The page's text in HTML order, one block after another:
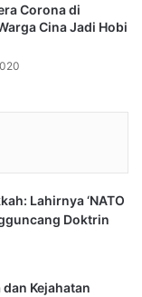
Corona di
Cina Jadi Hobi
Lahirnya ‘NATO
Doktrin
Kejahatan